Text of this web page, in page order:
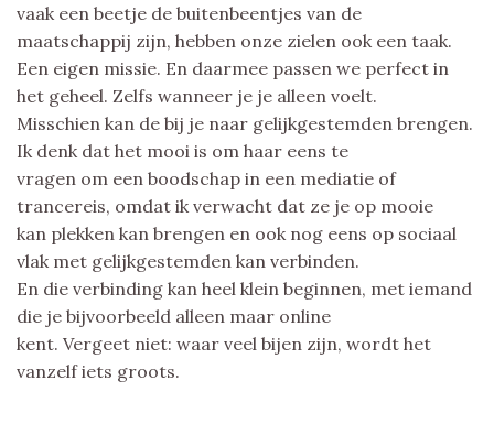
vaak een beetje de buitenbeentjes van de
maatschappij zijn, hebben onze zielen ook een taak.
Een eigen missie. En daarmee passen we perfect in
het geheel. Zelfs wanneer je je alleen voelt.
Misschien kan de bij je naar gelijkgestemden brengen.
Ik denk dat het mooi is om haar eens te
vragen om een boodschap in een mediatie of
trancereis, omdat ik verwacht dat ze je op mooie
kan plekken kan brengen en ook nog eens op sociaal
vlak met gelijkgestemden kan verbinden.
En die verbinding kan heel klein beginnen, met iemand
die je bijvoorbeeld alleen maar online
kent. Vergeet niet: waar veel bijen zijn, wordt het
vanzelf iets groots.